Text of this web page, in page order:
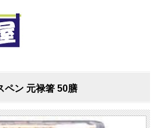
ン 元禄箸 50膳